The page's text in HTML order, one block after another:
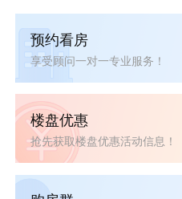
预约看房
享受顾问一对一专业服务！
楼盘优惠
抢先获取楼盘优惠活动信息！